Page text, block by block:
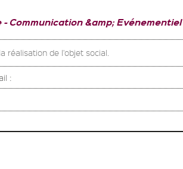
Communication &amp; Evénementiel
réalisation de l'objet social.
: